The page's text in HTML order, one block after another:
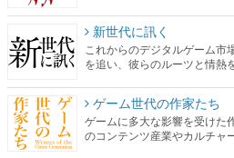
新世代に訊く
これからのデジタルゲーム市
を追い、彼らのルーツと情熱
ゲーム世代の作家たち
ゲームに多大な影響を受けた
のコンテンツ産業やカルチャ